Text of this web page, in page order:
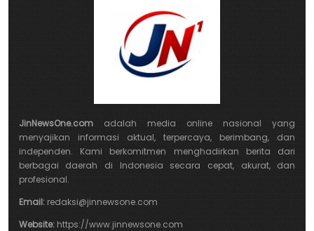
JinNewsOne.comadalah media online nasional yang
menyajikan informasi aktual, terpercaya, berimbang, dan
independen. Kami berkomitmen menghadirkan berita dari
berbagai daerah di Indonesia secara cepat, akurat, dan
profesional.
Email:redaksi@jinnewsone.com
Website:https://www.jinnewsone.com